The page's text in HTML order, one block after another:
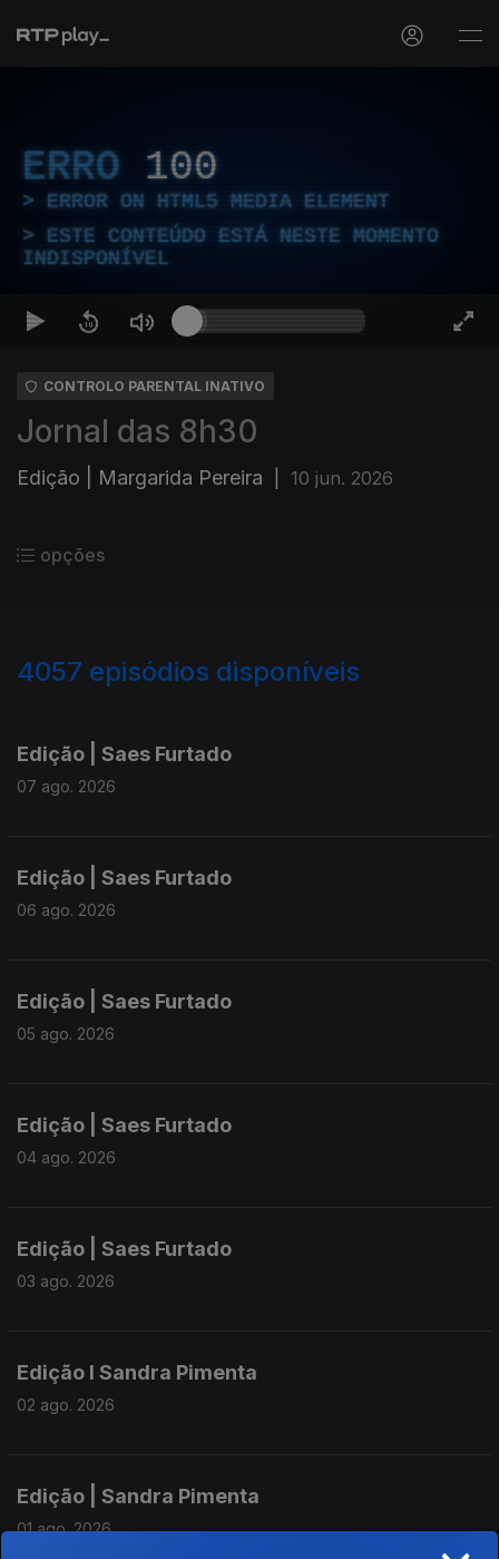
ERRO 100
ERROR ON HTML5 MEDIA ELEMENT
ESTE CONTEÚDO ESTÁ NESTE MOMENTO
INDISPONÍVEL
CONTROLO PARENTAL INATIVO
Jornal das 8h30
Edição | Margarida Pereira 10 jun. 2026
opções
4057 episódios disponíveis
Edição | Saes Furtado
07 ago. 2026
Edição | Saes Furtado
06 ago. 2026
Edição | Saes Furtado
05 ago. 2026
Edição | Saes Furtado
04 ago. 2026
Edição | Saes Furtado
03 ago. 2026
Edição I Sandra Pimenta
02 ago. 2026
Edição | Sandra Pimenta
01 ago. 2026